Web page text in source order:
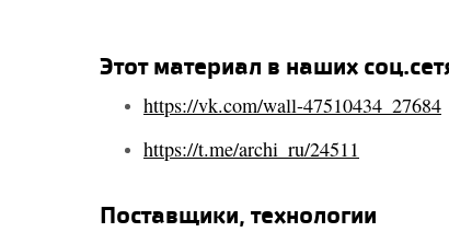
Этот материал в наших
https://vk.com/wall-47510434_27684
https://t.me/archi_ru/24511
Поставщики, технологии